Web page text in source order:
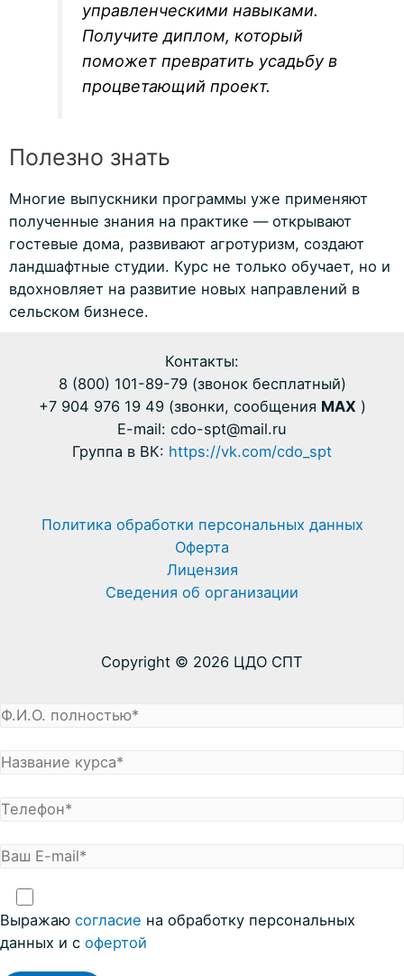
управленческими навыками.
Получите диплом, который
поможет превратить усадьбу в
процветающий проект.
Полезно знать
Многие выпускники программы уже применяют
полученные знания на практике — открывают
гостевые дома, развивают агротуризм, создают
ландшафтные студии. Курс не только обучает, но и
вдохновляет на развитие новых направлений в
сельском бизнесе.
Контакты:
8 (800) 101-89-79 (звонок бесплатный)
+7 904 976 19 49 (звонки, сообщения MAX )
E-mail: cdo-spt@mail.ru
Группа в ВК: https://vk.com/cdo_spt
Политика обработки персональных данных
Оферта
Лицензия
Сведения об организации
Copyright © 2026 ЦДО СПТ
Выражаю coглacие на обработку персональных
данных и с офертой